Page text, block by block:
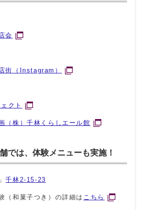
会
街（Instagram）
クト
（株）千林くらしエール館
では、体験メニューも実施！
千林2-15-23
（和菓子つき）の詳細は こちら